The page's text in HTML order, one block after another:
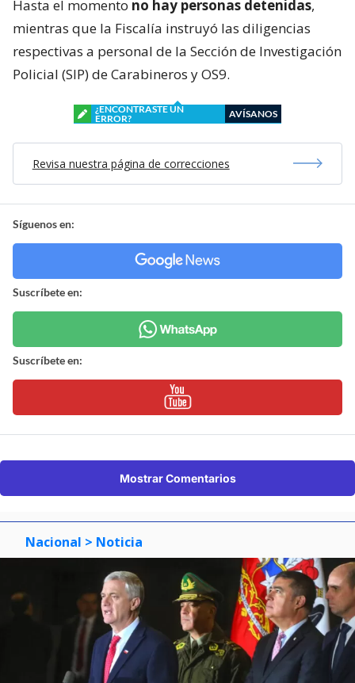
Hasta el momento no hay personas detenidas,
mientras que la Fiscalía instruyó las diligencias
respectivas a personal de la Sección de Investigación
Policial (SIP) de Carabineros y OS9.
¿ENCONTRASTE UN
ERROR?
AVÍSANOS
Revisa nuestra página de correcciones
Síguenos en:
Suscríbete en:
Suscríbete en:
Mostrar Comentarios
Nacional > Noticia